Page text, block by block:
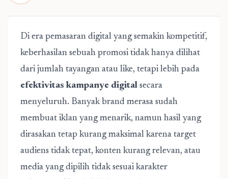
Di era pemasaran digital yang semakin kompetitif,
keberhasilan sebuah promosi tidak hanya dilihat
dari jumlah tayangan atau like, tetapi lebih pada
efektivitas kampanye digital secara
menyeluruh. Banyak brand merasa sudah
membuat iklan yang menarik, namun hasil yang
dirasakan tetap kurang maksimal karena target
audiens tidak tepat, konten kurang relevan, atau
media yang dipilih tidak sesuai karakter